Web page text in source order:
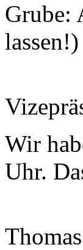
Grube:
lassen!)
Wir
Uhr.